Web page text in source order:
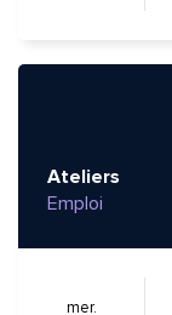
Ateliers
Emploi
mer.